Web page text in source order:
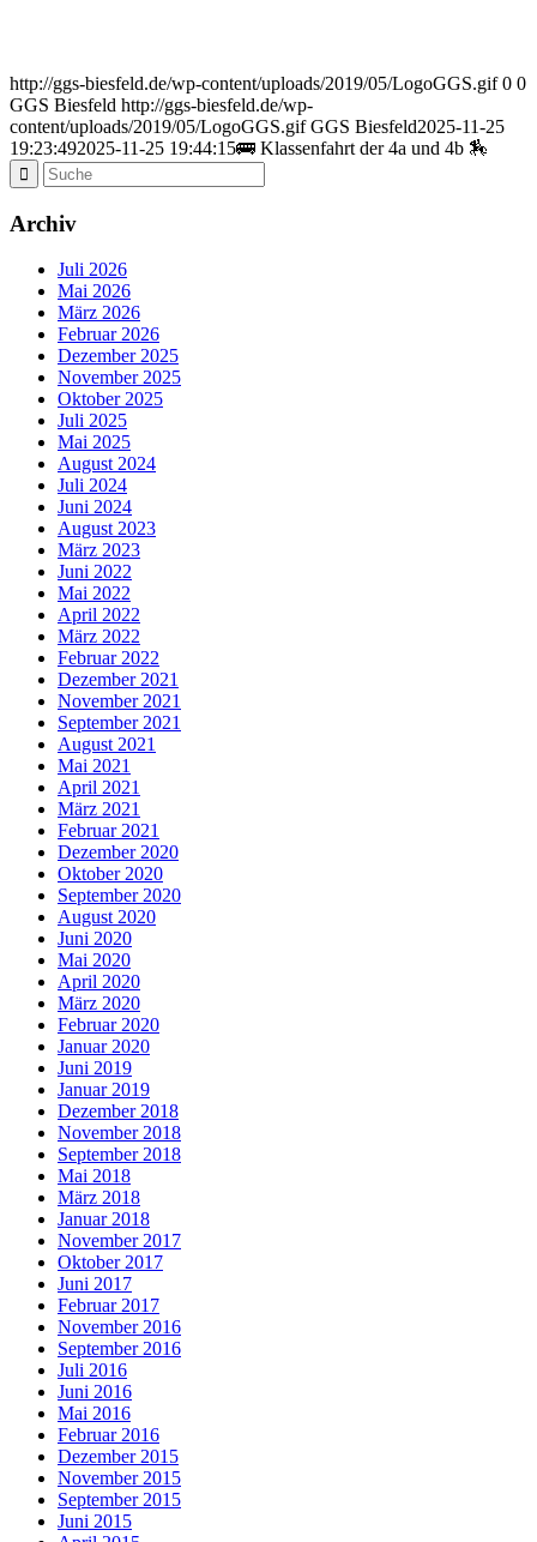
http://ggs-biesfeld.de/wp-content/uploads/2019/05/LogoGGS.gif 0 0
GGS Biesfeld http://ggs-biesfeld.de/wp-
content/uploads/2019/05/LogoGGS.gif GGS Biesfeld2025-11-25
19:23:492025-11-25 19:44:15🚌 Klassenfahrt der 4a und 4b 🏇
Archiv
Juli 2026
Mai 2026
März 2026
Februar 2026
Dezember 2025
November 2025
Oktober 2025
Juli 2025
Mai 2025
August 2024
Juli 2024
Juni 2024
August 2023
März 2023
Juni 2022
Mai 2022
April 2022
März 2022
Februar 2022
Dezember 2021
November 2021
September 2021
August 2021
Mai 2021
April 2021
März 2021
Februar 2021
Dezember 2020
Oktober 2020
September 2020
August 2020
Juni 2020
Mai 2020
April 2020
März 2020
Februar 2020
Januar 2020
Juni 2019
Januar 2019
Dezember 2018
November 2018
September 2018
Mai 2018
März 2018
Januar 2018
November 2017
Oktober 2017
Juni 2017
Februar 2017
November 2016
September 2016
Juli 2016
Juni 2016
Mai 2016
Februar 2016
Dezember 2015
November 2015
September 2015
Juni 2015